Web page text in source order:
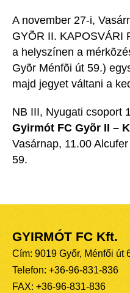
A november 27-i,
GYÕR II. KAPOSVÁRI
a helyszínen a
Gyõr Ménfõi út 59.)
majd jegyet váltani a
NB III, Nyugati csoport
Gyirmót FC Gyõr II –
Vasárnap, 11.00
59.
GYIRMÓT FC Kft.
Cím: 9019 Győr, Ménfői út
Telefon: +36-96-831-836
FAX: +36-96-831-836